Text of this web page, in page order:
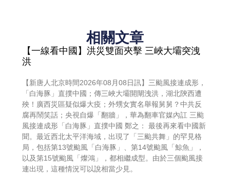
相關文章
【一線看中國】洪災雙面夾擊 三峽大壩突洩
洪
【新唐人北京時間2026年08月08日訊】三颱風接連成形，
「白海豚」直撲中國；傳三峽大壩開閘洩洪，湖北陝西遭
殃！廣西災區疑似爆大疫；外甥女實名舉報舅舅？中共反
腐再鬧笑話；央視自爆「翻牆」，華為翻車官媒內訌 三颱
風接連成形「白海豚」直撲中國 鄭之： 最後再來看中國新
聞。最近西北太平洋海域，出現了「三颱共舞」的罕見格
局，包括第13號颱風「白海豚」、第14號颱風「鯨魚」，
以及第15號颱風「燦鴻」，都相繼成型。由於三個颱風接
連出現，這種情況可以說相當少見。